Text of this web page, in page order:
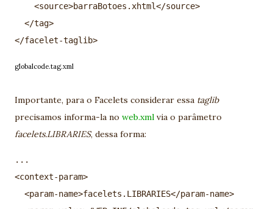
<source>barraBotoes.xhtml</source>
</tag>
globalcode.tag.xml
Importante, para o Facelets considerar essa taglib
precisamos informa-la no web.xml via o parâmetro
facelets.LIBRARIES, dessa forma:
...
<context-param>
<param-name>facelets.LIBRARIES</param-name>